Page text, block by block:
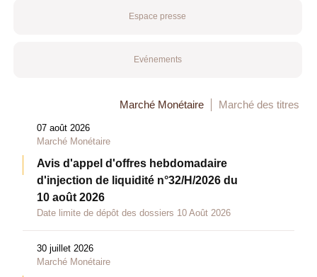
Espace presse
Evénements
Marché Monétaire Marché des titres
07 août 2026
Marché Monétaire
Avis d'appel d'offres hebdomadaire
d'injection de liquidité n°32/H/2026 du
10 août 2026
Date limite de dépôt des dossiers 10 Août 2026
30 juillet 2026
Marché Monétaire